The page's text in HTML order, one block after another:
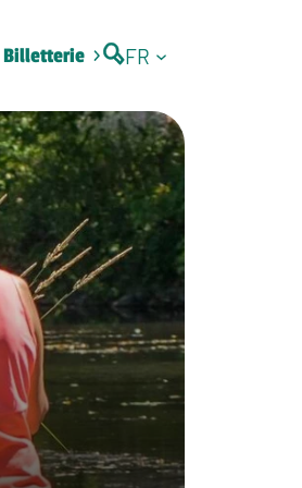
Billetterie FR